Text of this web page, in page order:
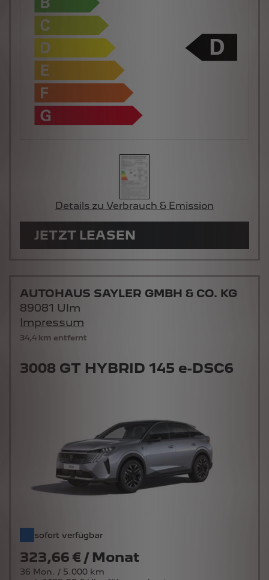
Details zu Verbrauch & Emission
JETZT LEASEN
34,4 km entfernt
3008 GT HYBRID 145 e-DSC6
sofort verfügbar
323,66 € / Monat
36 Mon. / 5.000 km
AUTOHAUS SAYLER GMBH & CO. KG
89081 Ulm
Impressum